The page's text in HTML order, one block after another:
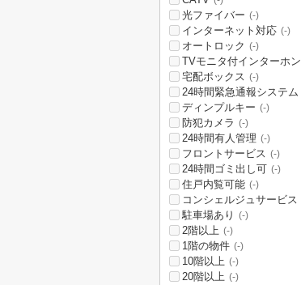
光ファイバー (-)
インターネット対応 (-)
オートロック (-)
TVモニタ付インターホン
宅配ボックス (-)
24時間緊急通報システム
ディンプルキー (-)
防犯カメラ (-)
24時間有人管理 (-)
フロントサービス (-)
24時間ゴミ出し可 (-)
住戸内覧可能 (-)
コンシェルジュサービス
駐車場あり (-)
2階以上 (-)
1階の物件 (-)
10階以上 (-)
20階以上 (-)